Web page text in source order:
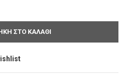
ΣΤΟ ΚΑΛΑΘΙ